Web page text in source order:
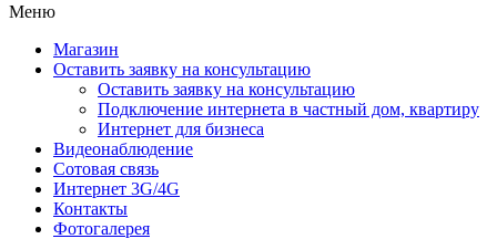
Меню
Магазин
Оставить заявку на консультацию
Оставить заявку на консультацию
Подключение интернета в частный дом, квартиру
Интернет для бизнеса
Видеонаблюдение
Сотовая связь
Интернет 3G/4G
Контакты
Фотогалерея